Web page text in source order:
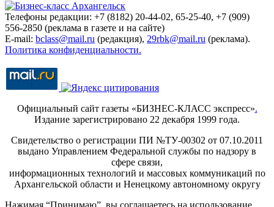
Телефоны редакции: +7 (8182) 20-44-02, 65-25-40, +7 (909)
556-2850 (реклама в газете и на сайте)
E-mail: bclass@mail.ru (редакция), 29rbk@mail.ru (реклама).
Политика конфиденциальности.
Официальный сайт газеты «БИЗНЕС-КЛАСС экспресс».
Издание зарегистрировано 22 декабря 1999 года.
Свидетельство о регистрации ПИ №ТУ-00302 от 07.10.2011
выдано Управлением Федеральной службы по надзору в
сфере связи,
информационных технологий и массовых коммуникаций по
Архангельской области и Ненецкому автономному округу